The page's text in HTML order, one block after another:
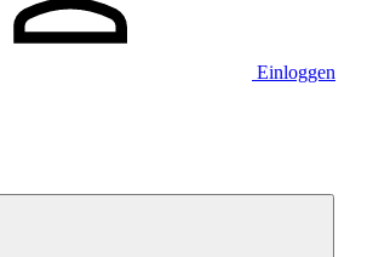
Einloggen